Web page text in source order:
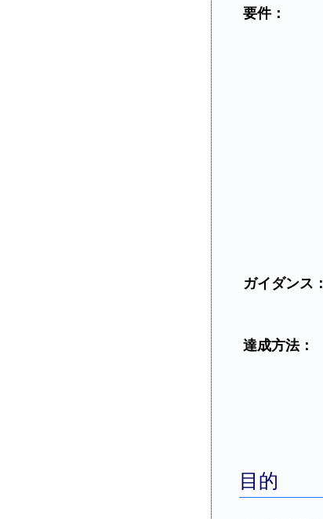
要件：
ガイダンス：
達成方法：
目的